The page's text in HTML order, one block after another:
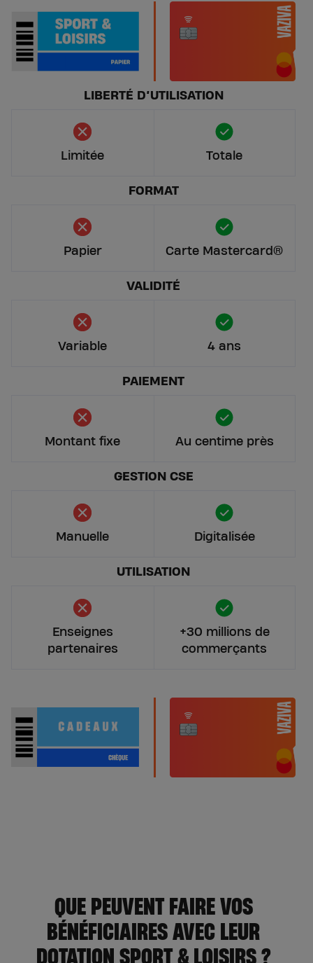
LIBERTÉ D’UTILISATION
Limitée Totale
FORMAT
Papier Carte Mastercard®
VALIDITÉ
Variable 4 ans
PAIEMENT
Montant fixe Au centime près
GESTION CSE
Manuelle Digitalisée
UTILISATION
Enseignes
partenaires
+30 millions de
commerçants
QUE PEUVENT FAIRE VOS
BÉNÉFICIAIRES AVEC LEUR
DOTATION SPORT & LOISIRS ?